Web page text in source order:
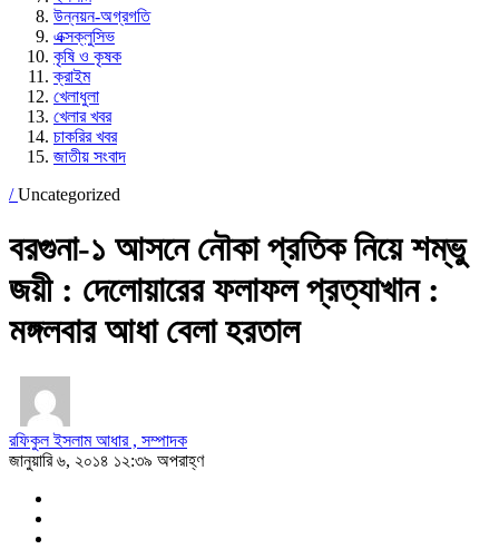
উন্নয়ন-অগ্রগতি
এক্সক্লুসিভ
কৃষি ও কৃষক
ক্রাইম
খেলাধুলা
খেলার খবর
চাকরির খবর
জাতীয় সংবাদ
/Uncategorized
বরগুনা-১ আসনে নৌকা প্রতিক নিয়ে শম্ভু
জয়ী : দেলোয়ারের ফলাফল প্রত্যাখান :
মঙ্গলবার আধা বেলা হরতাল
রফিকুল ইসলাম আধার , সম্পাদক
জানুয়ারি ৬, ২০১৪ ১২:৩৯ অপরাহ্ণ